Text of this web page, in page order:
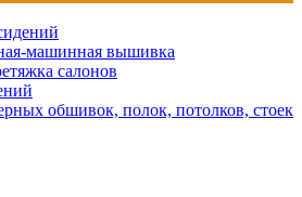
машинная вышивка
салонов
обшивок, полок, потолков, стоек